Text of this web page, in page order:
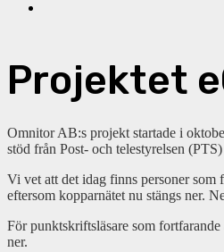
Projektet
Omnitor AB:s projekt startade i
stöd från Post- och telestyrelsen
Vi vet att det idag finns personer som
eftersom kopparnätet nu stängs ner.
För punktskriftsläsare som
ner.